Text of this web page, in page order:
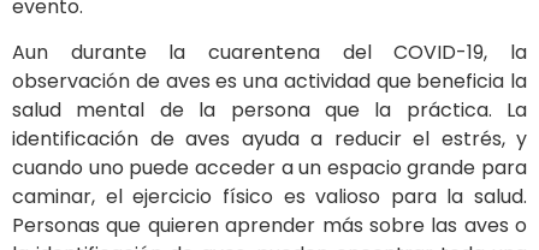
evento.
Aun durante la cuarentena del COVID-19, la
observación de aves es una actividad que beneficia la
salud mental de la persona que la práctica. La
identificación de aves ayuda a reducir el estrés, y
cuando uno puede acceder a un espacio grande para
caminar, el ejercicio físico es valioso para la salud.
Personas que quieren aprender más sobre las aves o